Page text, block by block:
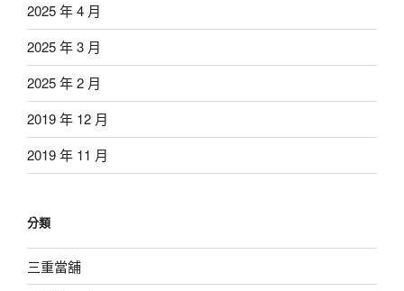
2025 年 4 月
2025 年 3 月
2025 年 2 月
2019 年 12 月
2019 年 11 月
分類
三重當舖